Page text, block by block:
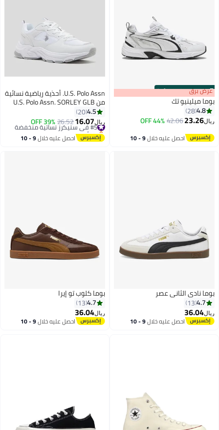
00m:00s
·
100% Left
4
عرض برق
بوما ميلينيو تك
4.8
28
ريال23.26
42.06
44% OFF
احصل عليه خلال 9 - 10
3
U.S. Polo Assn. أحذية رياضية نسائية
من U.S. Polo Assn. SORLEY GLB
6FX بنعل سميك - أبيض وذهبي4.5
20
ريال16.07
26.52
39% OFF #5 في سنيكرز نسائية منخفضة
بتخلّص بسرعة
#5 في سنيكرز نسائية منخفضة احصل عليه خلال 9 - 10
4
بوما نادي الثاني عصر
4.7
13
ريال36.04
احصل عليه خلال 9 - 10
بوما كلوب تو إيرا
4.7
13
ريال36.04
احصل عليه خلال 9 - 10